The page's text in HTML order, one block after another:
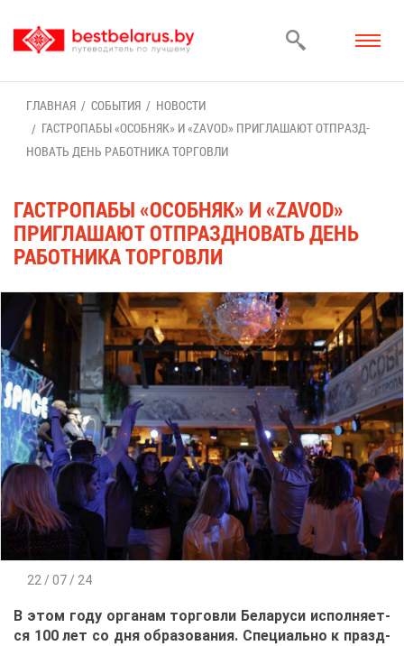
ГЛАВ­НАЯ СО­БЫ­ТИЯ
НО­ВО­СТИ
ГА­СТРО­ПА­БЫ «ОCОБ­НЯК» И «ZAVOD» ПРИ­ГЛА­ША­ЮТ ОТ­ПРАЗД­
НО­ВАТЬ ДЕНЬ РА­БОТ­НИ­КА ТОР­ГОВ­ЛИ
ГА­СТРО­ПА­БЫ «ОCОБ­НЯК» И «ZAVOD»
ПРИ­ГЛА­ША­ЮТ ОТ­ПРАЗД­НО­ВАТЬ ДЕНЬ
РА­БОТ­НИ­КА ТОР­ГОВ­ЛИ
22 / 07 / 24
В этом го­ду ор­га­нам тор­гов­ли Бе­ла­ру­си ис­пол­ня­ет­
ся 100 лет со дня об­ра­зо­ва­ния. Спе­ци­аль­но к празд­